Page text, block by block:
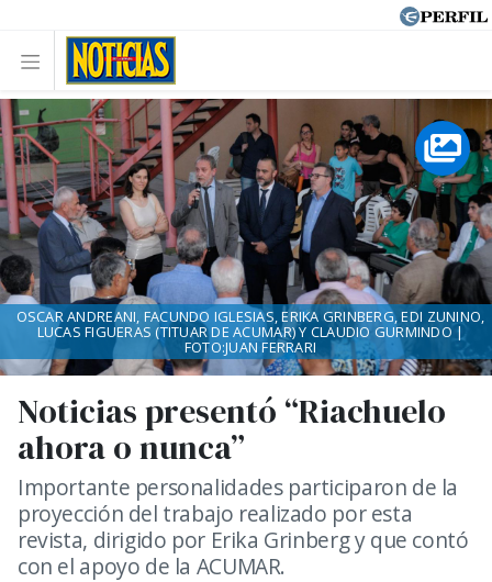
Noticias presentó “Riachuelo
ahora o nunca”
Importante personalidades participaron de la
proyección del trabajo realizado por esta
revista, dirigido por Erika Grinberg y que contó
con el apoyo de la ACUMAR.
OSCAR ANDREANI, FACUNDO IGLESIAS, ERIKA GRINBERG, EDI ZUNINO,
LUCAS FIGUERAS (TITUAR DE ACUMAR) Y CLAUDIO GURMINDO |
FOTO:JUAN FERRARI